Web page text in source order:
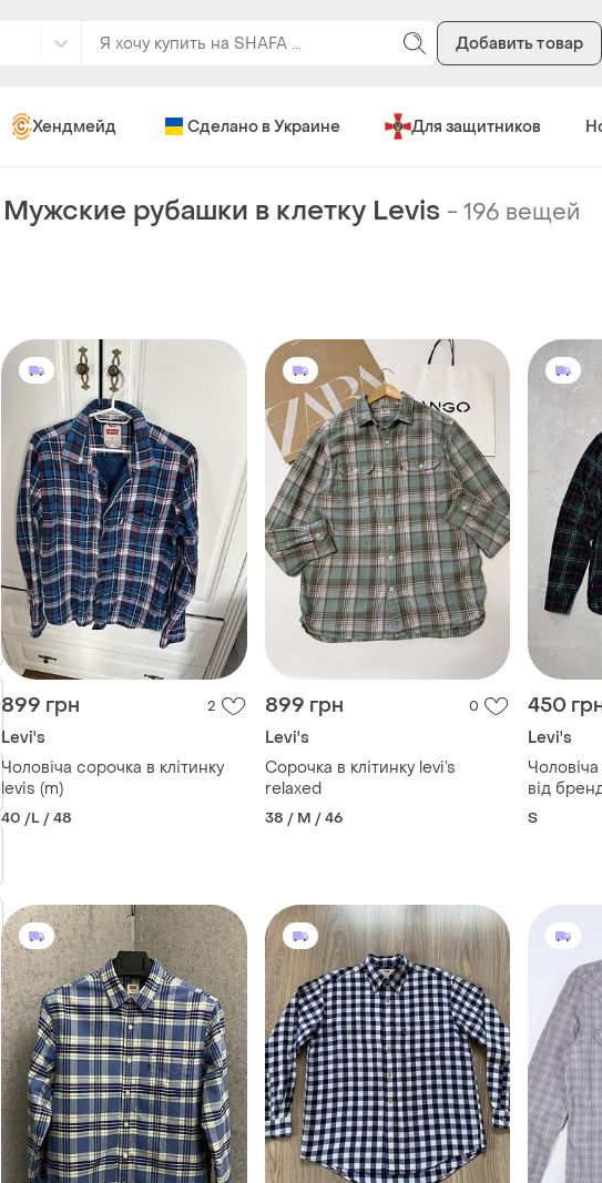
Добавить товар
Хендмейд Сделано в Украине Для защитников
Мужские рубашки в клетку Levis -196 вещей
899 грн 2
Levi's
Чоловіча сорочка в клітинку
levis (m)
40 /L / 48
899 грн 0
Levi's
Сорочка в клітинку levi’s
relaxed
38 / M / 46
450
Levi's
від
S